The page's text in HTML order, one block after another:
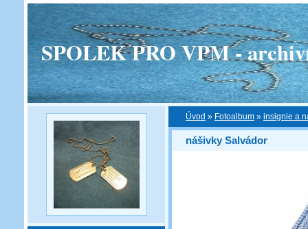
SPOLEK PRO VPM -
Úvod » Fotoalbum » insignie a
nášivky Salvádor